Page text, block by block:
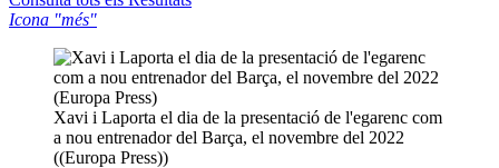
Icona "més"
Xavi i Laporta el dia de la presentació de l'egarenc com
a nou entrenador del Barça, el novembre del 2022
((Europa Press))